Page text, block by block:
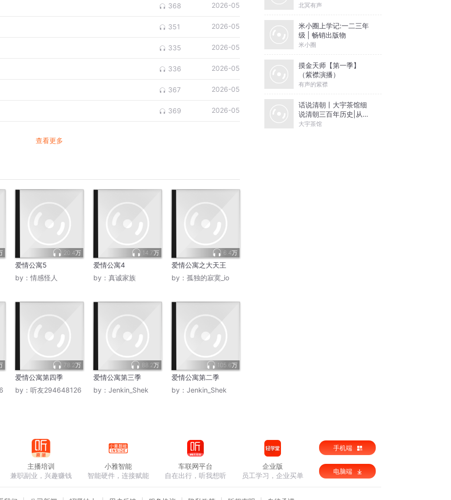
368 2026-05
351 2026-05
335 2026-05
336 2026-05
367 2026-05
369 2026-05
查看更多
20.4万
爱情公寓5
by：情感怪人
14.7万
爱情公寓4
by： 真诚家族
6.4万
爱情公寓之大天王
by： 孤独的寂寞_io
78.2万
爱情公寓第四季
by： 听友294648126
88.2万
爱情公寓第三季
by： Jenkin_Shek
105.6万
爱情公寓第二季
by： Jenkin_Shek
北冥有声
米小圈上学记:一二三年
级 | 畅销出版物
米小圈
摸金天师【第一季】
（紫襟演播）
有声的紫襟
话说清朝丨大宇茶馆细
说清朝三百年历史|从努
尔哈赤到末代皇帝溥仪|
大宇茶馆
主播培训
兼职副业，兴趣赚钱
小雅智能
智能硬件，连接赋能
车联网平台
自在出行，听我想听
企业版
员工学习，企业买单
手机端
电脑端